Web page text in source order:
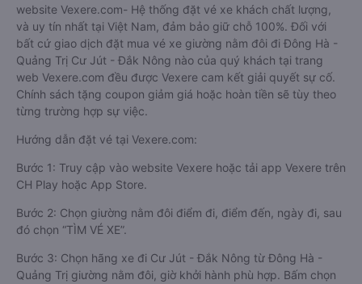
website Vexere.com- Hệ thống đặt vé xe khách chất lượng,
và uy tín nhất tại Việt Nam, đảm bảo giữ chỗ 100%. Đối với
bất cứ giao dịch đặt mua vé xe giường nằm đôi đi Đông Hà -
Quảng Trị Cư Jút - Đắk Nông nào của quý khách tại trang
web Vexere.com đều được Vexere cam kết giải quyết sự cố.
Chính sách tặng coupon giảm giá hoặc hoàn tiền sẽ tùy theo
từng trường hợp sự việc.
Hướng dẫn đặt vé tại Vexere.com:
Bước 1: Truy cập vào website Vexere hoặc tải app Vexere trên
CH Play hoặc App Store.
Bước 2: Chọn giường nằm đôi điểm đi, điểm đến, ngày đi, sau
đó chọn “TÌM VÉ XE”.
Bước 3: Chọn hãng xe đi Cư Jút - Đắk Nông từ Đông Hà -
Quảng Trị giường nằm đôi, giờ khởi hành phù hợp. Bấm chọn